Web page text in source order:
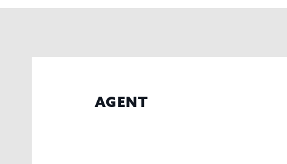
AGENT